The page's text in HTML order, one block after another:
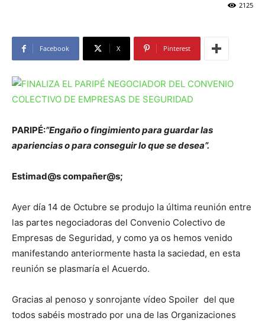
2125
Facebook X Pinterest
PARIPÉ:”Engaño o fingimiento para guardar las
apariencias o para conseguir lo que se desea”.
Estimad@s compañer@s;
Ayer día 14 de Octubre se produjo la última reunión entre
las partes negociadoras del Convenio Colectivo de
Empresas de Seguridad, y como ya os hemos venido
manifestando anteriormente hasta la saciedad, en esta
reunión se plasmaría el Acuerdo.
Gracias al penoso y sonrojante vídeo Spoiler del que
todos sabéis mostrado por una de las Organizaciones